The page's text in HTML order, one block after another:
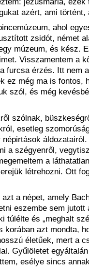
azért, ami történt,
ahol
zsidót, német
múzeum, és kész.
Visszamentem a
furcsa érzés. Itt nem
ez még ma is fontos,
szól, és még
szólnak,
esetleg
a szégyenről,
a
létrehozni. Ott
a népet, amely
eszembe sem jutott
túlélte és „meghalt
korában azt mondta,
életűek, mert a
Gyűlöletet
esélye sincs